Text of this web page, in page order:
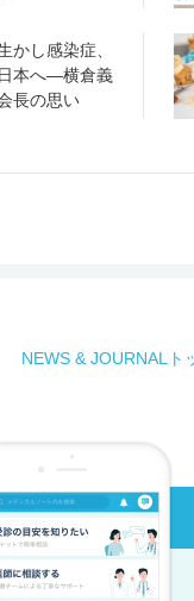
かし感染症、
本へ―横倉義
長の思い
NEWS & JOURNALト